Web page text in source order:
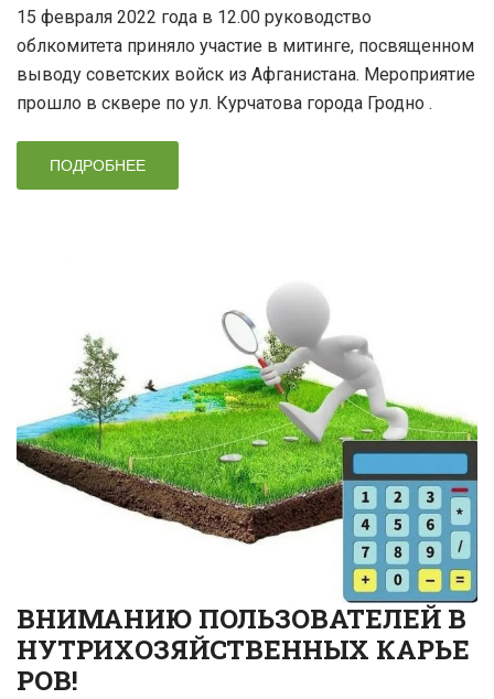
15 февраля 2022 года в 12.00 руководство
облкомитета приняло участие в митинге, посвященном
выводу советских войск из Афганистана. Мероприятие
прошло в сквере по ул. Курчатова города Гродно .
ПОДРОБНЕЕ
ВНИМАНИЮ ПОЛЬЗОВАТЕЛЕЙ В
НУТРИХОЗЯЙСТВЕННЫХ КАРЬЕ
РОВ!